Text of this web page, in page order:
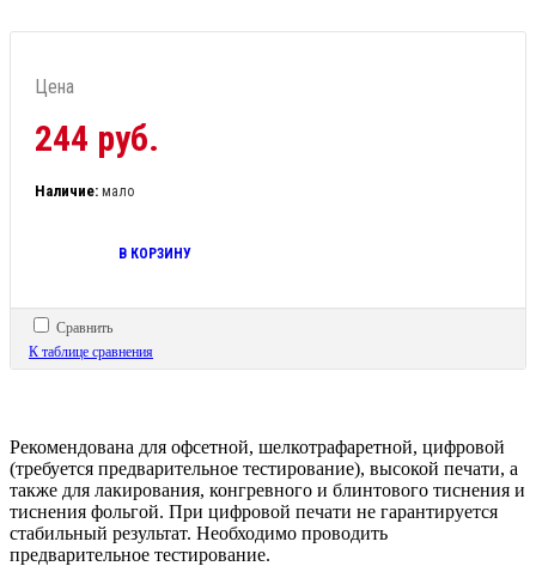
Цена
244 руб.
Наличие: мало
В КОРЗИНУ
Сравнить
К таблице сравнения
Рекомендована для офсетной, шелкотрафаретной, цифровой
(требуется предварительное тестирование), высокой печати, а
также для лакирования, конгревного и блинтового тиснения и
тиснения фольгой. При цифровой печати не гарантируется
стабильный результат. Необходимо проводить
предварительное тестирование.